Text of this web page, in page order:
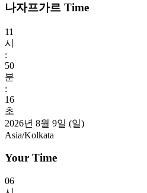
나자프가르 Time
11
시
:
50
분
:
18
초
2026년 8월 9일 (일)
Asia/Kolkata
Your Time
06